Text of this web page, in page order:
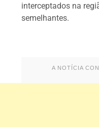
interceptados na
semelhantes.
A NOTÍCIA